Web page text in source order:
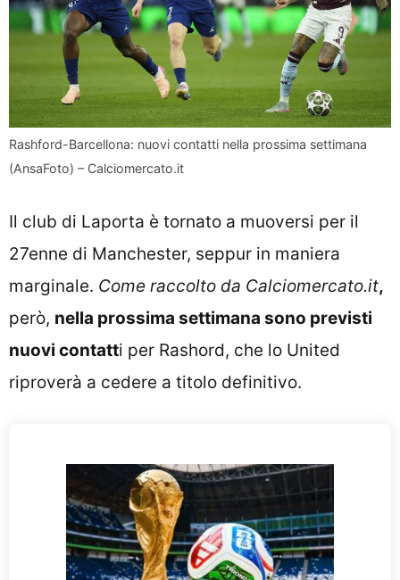
Rashford-Barcellona: nuovi contatti nella prossima settimana
(AnsaFoto) – Calciomercato.it
Il club di Laporta è tornato a muoversi per il
27enne di Manchester, seppur in maniera
marginale. Come raccolto da Calciomercato.it,
però, nella prossima settimana sono previsti
nuovi contatti per Rashord, che lo United
riproverà a cedere a titolo definitivo.